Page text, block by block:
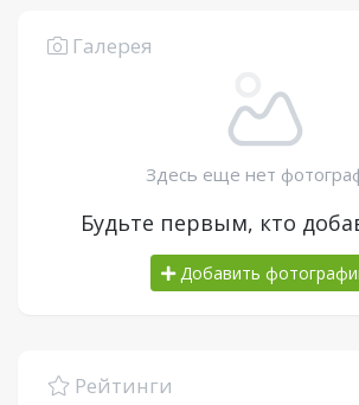
Галерея
Здесь еще нет
Будьте первым, кто
Добавить
Рейтинги